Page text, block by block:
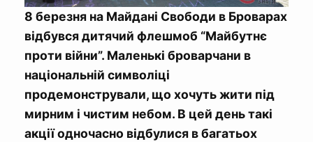
8 березня на Майдані Свободи в Броварах
відбувся дитячий флешмоб “Майбутнє
проти війни”. Маленькі броварчани в
національній символіці
продемонстрували, що хочуть жити під
мирним і чистим небом. В цей день такі
акції одночасно відбулися в багатьох